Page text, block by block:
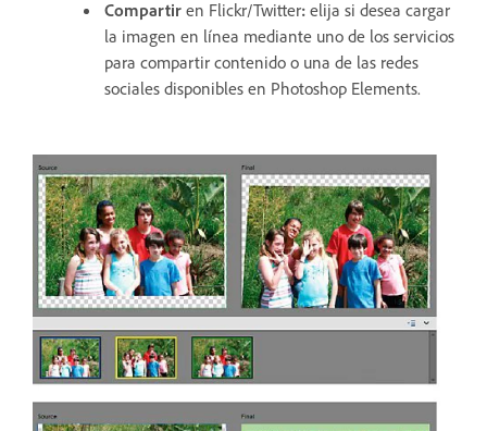
Compartir en Flickr/Twitter: elija si desea cargar
la imagen en línea mediante uno de los servicios
para compartir contenido o una de las redes
sociales disponibles en Photoshop Elements.